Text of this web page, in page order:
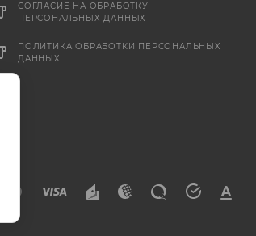
СОГЛАСИЕ НА ОБРАБОТКУ
ПЕРСОНАЛЬНЫХ ДАННЫХ
ПОЛИТИКА ОБРАБОТКИ ПЕРСОНАЛЬНЫХ
ДАННЫХ